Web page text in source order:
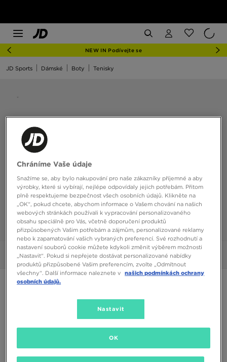
NEW IN Podívejte se
JD Sports Dámské Boty Tenisky
Obrázky 360°
NIKE PEGASUS PREMIUM
Dostupné Barvy
Chráníme Vaše údaje
Snažíme se, aby bylo nakupování pro naše zákazníky příjemné a aby
výrobky, které si vybírají, nejlépe odpovídaly jejich potřebám. Přitom
plně respektujeme bezpečnost všech osobních údajů. Klikněte na
„OK“, pokud chcete, abychom informace o Vašem chování na našich
webových stránkách používali k vypracování personalizovaného
obsahu speciálně pro Vás, včetně doporučení produktů
přizpůsobených Vašim potřebám a zájmům, personalizované reklamy
nebo k zapamatování vašich vybraných preferencí. Své rozhodnutí a
nastavení souborů cookie můžete kdykoli změnit výběrem možnosti
„Nastavit“. Pokud si nepřejete dostávat personalizované nabídky
produktů přizpůsobené Vašim preferencím, zvolte „Odmítnout
všechny“. Další informace naleznete v našich podmínkách ochrany
osobních údajů.
Nastavit
OK